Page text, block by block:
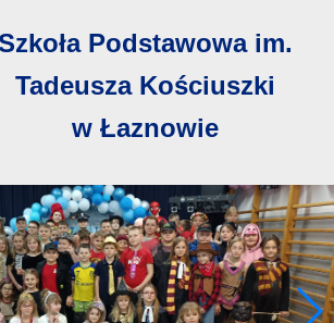
Podstawowa im.
Tadeusza Kościuszki
w Łaznowie